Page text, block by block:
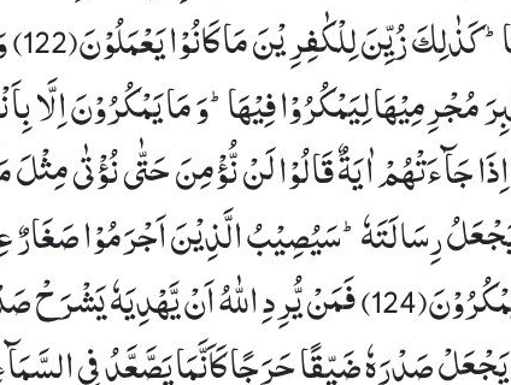
زُیِّنَ لِلْكٰفِرِیْنَ مَا كَانُوْا یَعْمَلُوْنَ(122)
مُجْرِمِیْهَا لِیَمْكُرُوْا فِیْهَاؕ-وَ مَا یَمْكُرُوْنَ اِلَّا
جَآءَتْهُمْ اٰیَةٌ قَالُوْا لَنْ نُّؤْمِنَ حَتّٰى نُؤْتٰى مِثْلَ
رِسَالَتَهٗؕ-سَیُصِیْبُ الَّذِیْنَ اَجْرَمُوْا صَغَارٌ
فَمَنْ یُّرِدِ اللّٰهُ اَنْ یَّهْدِیَهٗ یَشْرَحْ
صَدْرَهٗ ضَیِّقًا حَرَجًا كَاَنَّمَا یَصَّعَّدُ فِی